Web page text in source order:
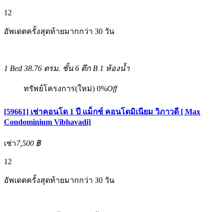
12
อัพเดตครั้งสุดท้ายมากกว่า 30 วัน
1 Bed 38.76 ตรม. ชั้น 6 ตึก B 1 ห้องน้ำ
ทรัพย์โครงการ(ใหม่) 0%Off
[59661] เช่าคอนโด 1 ปี แม็กซ์ คอนโดมิเนียม วิภาวดี [ Max
Condominium Vibhavadi]
เช่า7,500 ฿
12
อัพเดตครั้งสุดท้ายมากกว่า 30 วัน